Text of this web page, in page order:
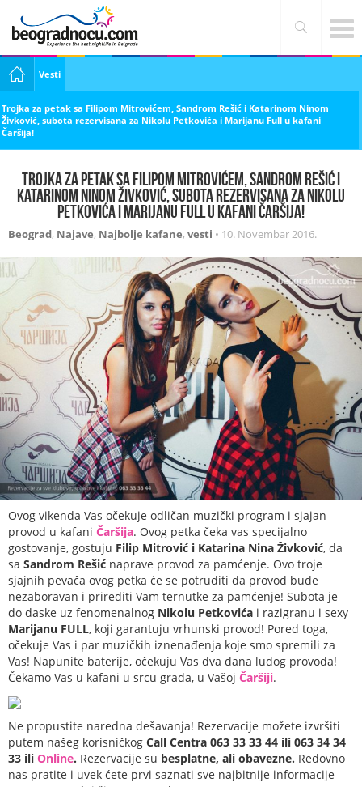
Vesti
Trojka za petak sa Filipom Mitrovićem, Sandrom Rešić i Katarinom Ninom
Živković, subota rezervisana za Nikolu Petkovića i Marijanu Full u kafani
Čaršija!
Trojka za petak sa Filipom Mitrovićem, Sandrom Rešić i
Katarinom Ninom Živković, subota rezervisana za Nikolu
Petkovića i Marijanu Full u kafani Čaršija!
Beograd, Najave, Najbolje kafane, vesti • 10. Novembar 2016.
Ovog vikenda Vas očekuje odličan muzički program i sjajan
provod u kafani Čaršija. Ovog petka čeka vas specijalno
gostovanje, gostuju Filip Mitrović i Katarina Nina Živković, da
sa Sandrom Rešić naprave provod za pamćenje. Ovo troje
sjajnih pevača ovog petka će se potruditi da provod bude
nezaboravan i prirediti Vam ternutke za pamćenje! Subota je
do daske uz fenomenalnog Nikolu Petkovića i razigranu i sexy
Marijanu FULL, koji garantuju vrhunski provod! Pored toga,
očekuje Vas i par muzičkih iznenađenja koje smo spremili za
Vas! Napunite baterije, očekuju Vas dva dana ludog provoda!
Čekamo Vas u kafani u srcu grada, u Vašoj Čaršiji.
Ne propustite naredna dešavanja! Rezervacije možete izvršiti
putem našeg korisničkog Call Centra 063 33 33 44 ili 063 34 34
33 ili Online. Rezervacije su besplatne, ali obavezne. Redovno
nas pratite i uvek ćete prvi saznati sve najbitnije informacije